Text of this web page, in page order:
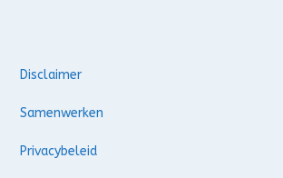
Disclaimer
Samenwerken
Privacybeleid